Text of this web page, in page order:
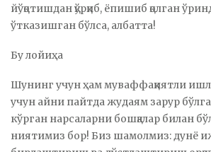
йўқотишдан қўрқиб, ёпишиб қолган
ўтказишган бўлса, албатта!
Бу лойиҳа
Шунинг учун ҳам муваффақиятли
учун айни пайтда жудаям зарур
кўрган нарсаларни бошқалар билан
ниятимиз бор! Биз шамолмиз: дунё